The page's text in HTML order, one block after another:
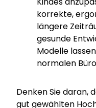
korrekte,
längere
gesunde
Modelle
normalen
Denken Sie daran,
gut gewählten